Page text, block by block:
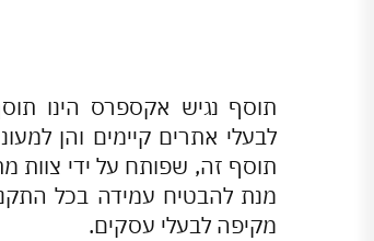
תוסף נגיש אקספרס הינו
לבעלי אתרים קיימים והן
תוסף זה, שפותח על ידי צוות
מנת להבטיח עמידה בכל
מקיפה לבעלי עסקים.